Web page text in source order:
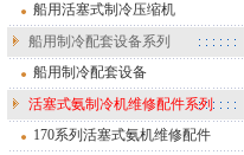
船用活塞式制冷压缩机
船用制冷配套设备系列
船用制冷配套设备
活塞式氨制冷机维修配件系列
170系列活塞式氨机维修配件